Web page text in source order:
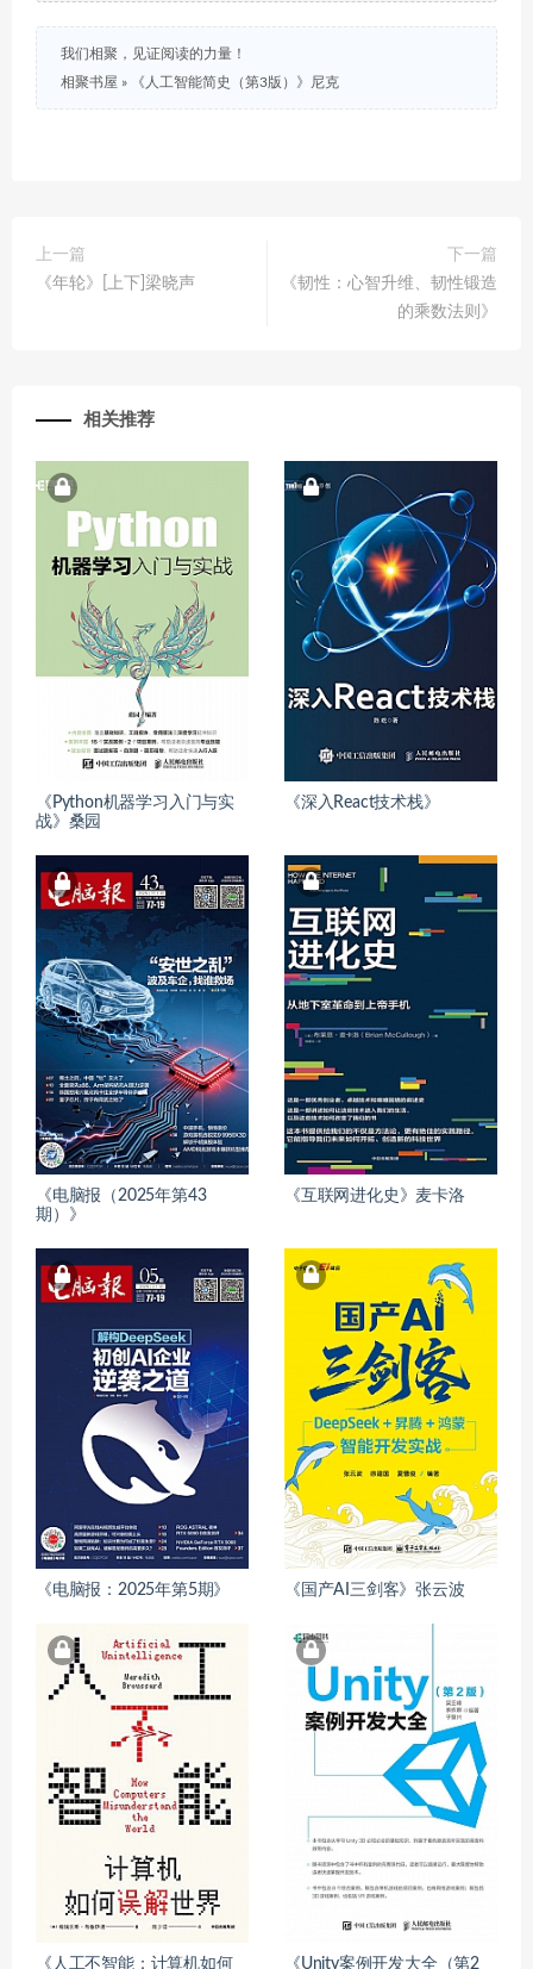
我们相聚，见证阅读的力量！
相聚书屋 » 《人工智能简史（第3版）》尼克
上一篇
《年轮》[上下]梁晓声
下一篇
《韧性：心智升维、韧性锻造
的乘数法则》
相关推荐
《Python机器学习入门与实
战》桑园
《深入React技术栈》
《电脑报（2025年第43
期）》
《互联网进化史》麦卡洛
《电脑报：2025年第5期》 《国产AI三剑客》张云波
《人工不智能：计算机如何 《Unity案例开发大全（第2